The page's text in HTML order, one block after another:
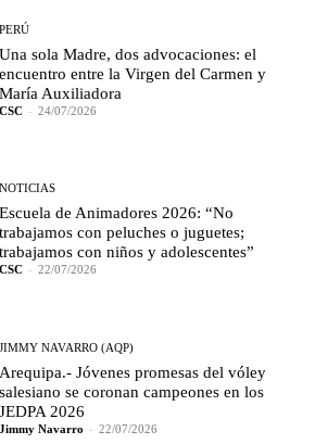
PERÚ
Una sola Madre, dos advocaciones: el
encuentro entre la Virgen del Carmen y
María Auxiliadora
CSC - 24/07/2026
NOTICIAS
Escuela de Animadores 2026: “No
trabajamos con peluches o juguetes;
trabajamos con niños y adolescentes”
CSC - 22/07/2026
JIMMY NAVARRO (AQP)
Arequipa.- Jóvenes promesas del vóley
salesiano se coronan campeones en los
JEDPA 2026
Jimmy Navarro - 22/07/2026